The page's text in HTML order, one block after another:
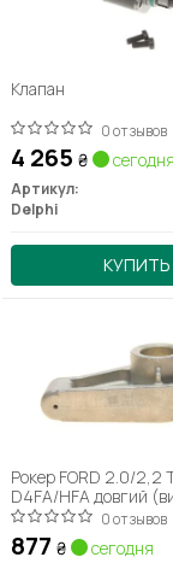
Клапан
0 отзывов
4 265 ₴ сегодня
Артикул:
Delphi
КУПИТЬ
Рокер FORD 2.0/2,2
D4FA/HFA довгий
0 отзывов
877 ₴ сегодня